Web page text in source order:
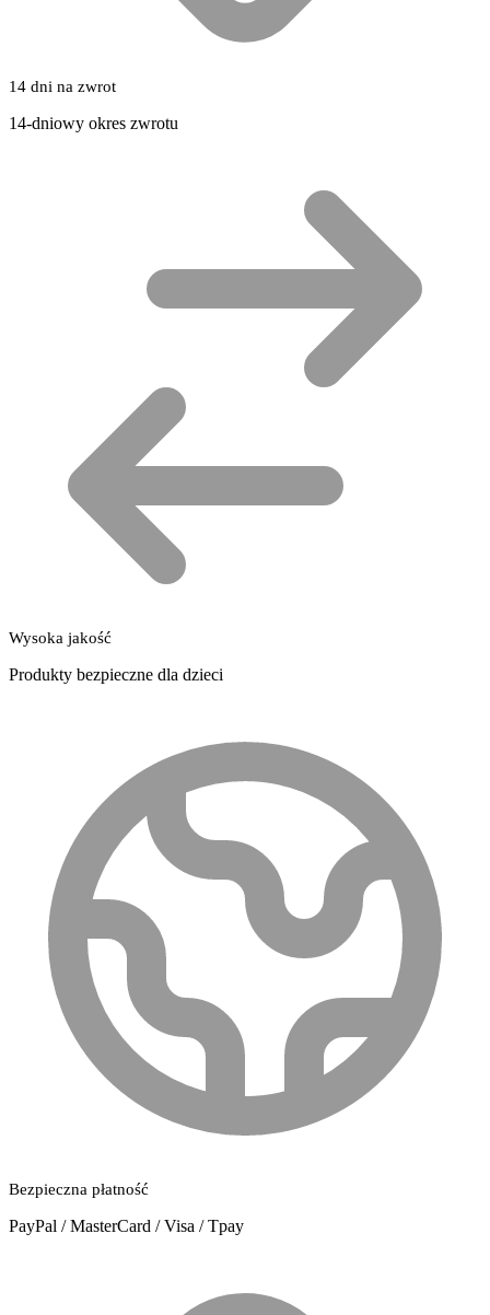
14 dni na zwrot
14-dniowy okres zwrotu
Wysoka jakość
Produkty bezpieczne dla dzieci
Bezpieczna płatność
PayPal / MasterCard / Visa / Tpay